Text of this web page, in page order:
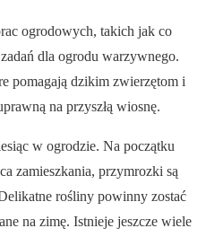
ogrodowych, takich jak co
dla ogrodu warzywnego.
pomagają dzikim zwierzętom i
na przyszłą wiosnę.
w ogrodzie. Na początku
zamieszkania, przymrozki są
rośliny powinny zostać
na zimę. Istnieje jeszcze wiele